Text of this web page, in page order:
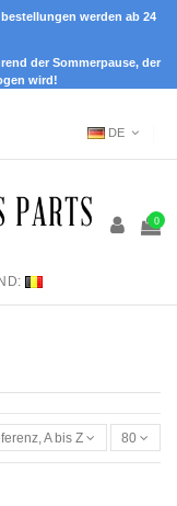
werden ab 24
der Sommerpause, der
wird!
DE
0
A bis Z 80